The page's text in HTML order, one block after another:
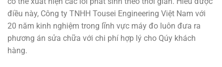
điều này, Công ty TNHH Tousei Engineering Việt Nam với
20 năm kinh nghiệm trong lĩnh vực máy đo luôn đưa ra
phương án sửa chữa với chi phí hợp lý cho Qúy khách
hàng.